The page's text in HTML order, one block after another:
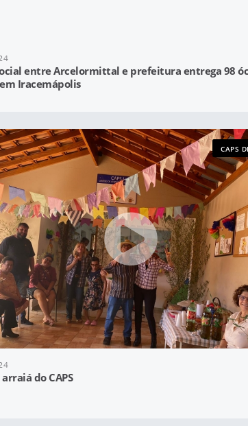
entre Arcelormittal e prefeitura entrega 98
Iracemápolis
do CAPS
CAPS